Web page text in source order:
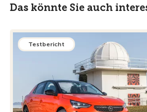
Das könnte Sie auch
Testbericht